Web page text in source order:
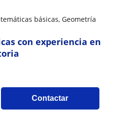
básicas, Geometría
con experiencia en
Contactar